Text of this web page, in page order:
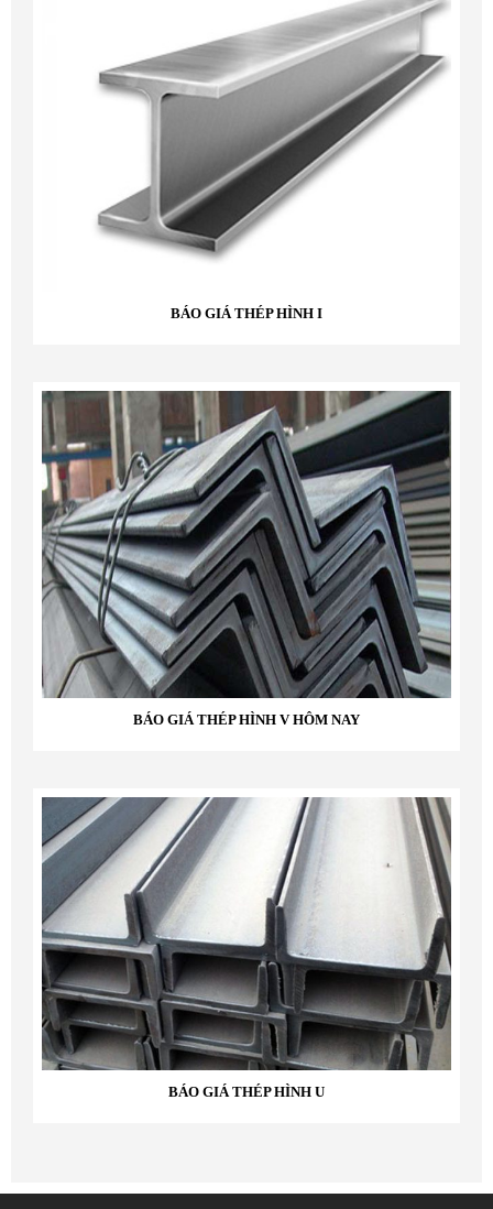
BÁO GIÁ THÉP HÌNH I
BÁO GIÁ THÉP HÌNH V HÔM NAY
BÁO GIÁ THÉP HÌNH U